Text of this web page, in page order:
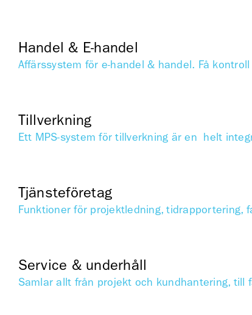
Handel & E-handel
Affärssystem för e-handel & handel. Få
Tillverkning
Ett MPS-system för tillverkning är en helt
Tjänsteföretag
Funktioner för projektledning, tidrapportering,
Service & underhåll
Samlar allt från projekt och kundhantering, till